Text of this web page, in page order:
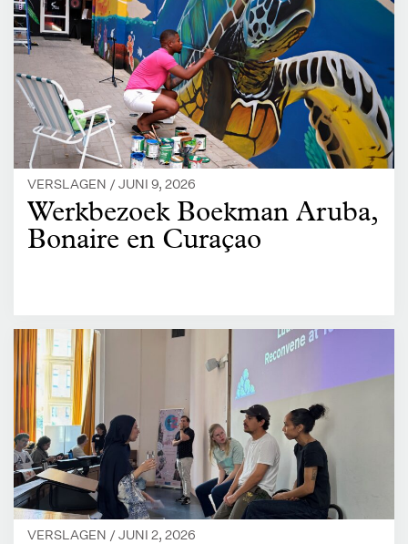
VERSLAGEN /JUNI 9, 2026
Werkbezoek Boekman Aruba,
Bonaire en Curaçao
VERSLAGEN /JUNI 2, 2026